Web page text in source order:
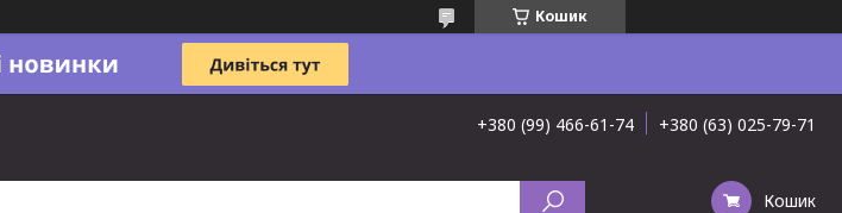
Кошик
+380 (99) 466-61-74 +380 (63) 025-79-71
Кошик